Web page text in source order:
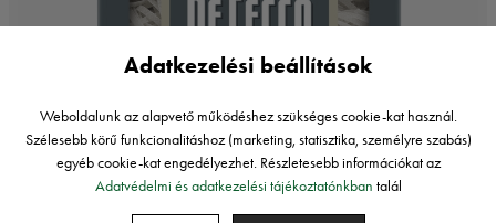
Adatkezelési beállítások
Weboldalunk az alapvető működéshez szükséges cookie-kat használ.
Szélesebb körű funkcionalitáshoz (marketing, statisztika, személyre szabás)
egyéb cookie-kat engedélyezhet. Részletesebb információkat az
Adatvédelmi és adatkezelési tájékoztatónkban talál